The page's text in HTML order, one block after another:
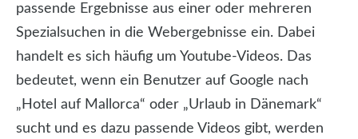
passende Ergebnisse aus einer oder mehreren
Spezialsuchen in die Webergebnisse ein. Dabei
handelt es sich häufig um Youtube-Videos. Das
bedeutet, wenn ein Benutzer auf Google nach
„Hotel auf Mallorca“ oder „Urlaub in Dänemark“
sucht und es dazu passende Videos gibt, werden